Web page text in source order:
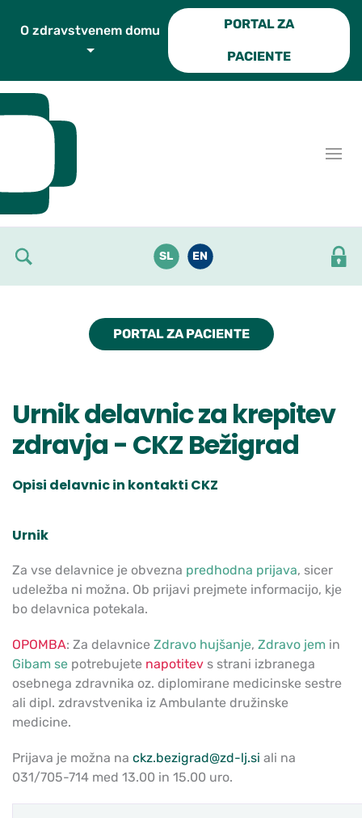
PORTAL ZA
PACIENTE
SL EN
PORTAL ZA PACIENTE
Urnik delavnic za krepitev
zdravja - CKZ Bežigrad
Opisi delavnic in kontakti CKZ
Urnik
Za vse delavnice je obvezna predhodna prijava, sicer
udeležba ni možna. Ob prijavi prejmete informacijo, kje
bo delavnica potekala.
OPOMBA: Za delavnice Zdravo hujšanje, Zdravo jem in
Gibam se potrebujete napotitev s strani izbranega
osebnega zdravnika oz. diplomirane medicinske sestre
ali dipl. zdravstvenika iz Ambulante družinske
medicine.
Prijava je možna na ckz.bezigrad@zd-lj.si ali na
031/705-714 med 13.00 in 15.00 uro.